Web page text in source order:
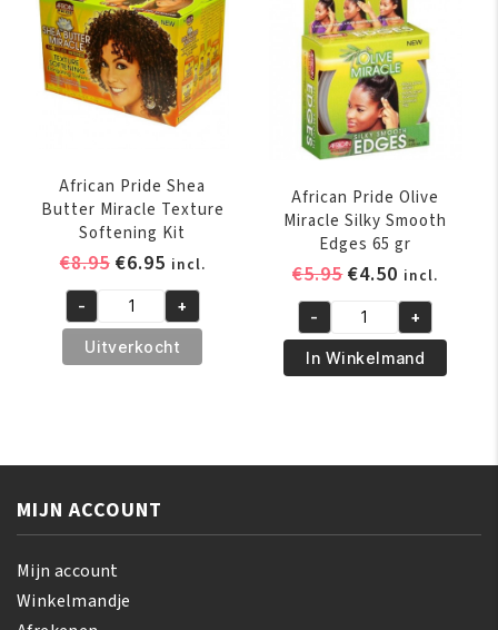
ml
aantal
Treatment
170
gr
aantal
African Pride Shea
Butter Miracle Texture
Softening Kit
€8.95 Oorspronkelijke
was:
€8.95.
€6.95Huidige
prijs
is:
€6.95.
incl.
African
Pride
Shea
Kit
aantal
- +
Uitverkocht
African Pride Olive
Miracle Silky Smooth
Edges 65 gr
€5.95
was:
€5.95.
€4.50 Huidige
prijs
is:
€4.50.
incl.
African
Pride
Olive
Smooth
gr
- +
In Winkelmand
MIJN ACCOUNT
Mijn account
Winkelmandje